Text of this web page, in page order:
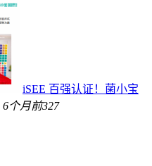
iSEE 百强认证！菌小宝
6个月前327